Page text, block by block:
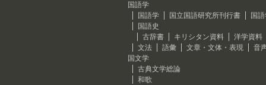
国語学
国語学
国立国語研究所刊行書
国
国語史
古辞書
キリシタン資料
洋学資料
文法
語彙 文章・文体・表現
音
国文学
古典文学総論
和歌